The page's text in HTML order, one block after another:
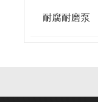
耐腐耐磨泵